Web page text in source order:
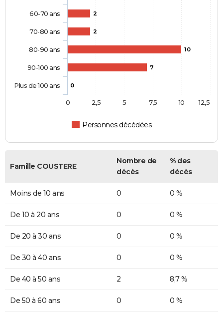
2
2
10
7
0
Personnes décédées
60-70 ans
70-80 ans
80-90 ans
90-100 ans
Plus de 100 ans
0 10
2,5 5 7,5 12,5
Famille COUSTERE
Nombre de
décès
% des
décès
Moins de 10 ans 0 0 %
De 10 à 20 ans 0 0 %
De 20 à 30 ans 0 0 %
De 30 à 40 ans 0 0 %
De 40 à 50 ans 2 8,7 %
De 50 à 60 ans 0 0 %